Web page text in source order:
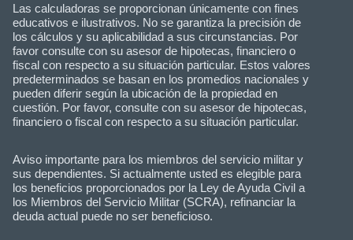
Las calculadoras se proporcionan únicamente con fines
educativos e ilustrativos. No se garantiza la precisión de
los cálculos y su aplicabilidad a sus circunstancias. Por
favor consulte con su asesor de hipotecas, financiero o
fiscal con respecto a su situación particular. Estos valores
predeterminados se basan en los promedios nacionales y
pueden diferir según la ubicación de la propiedad en
cuestión. Por favor, consulte con su asesor de hipotecas,
financiero o fiscal con respecto a su situación particular.
Aviso importante para los miembros del servicio militar y
sus dependientes. Si actualmente usted es elegible para
los beneficios proporcionados por la Ley de Ayuda Civil a
los Miembros del Servicio Militar (SCRA), refinanciar la
deuda actual puede no ser beneficioso.